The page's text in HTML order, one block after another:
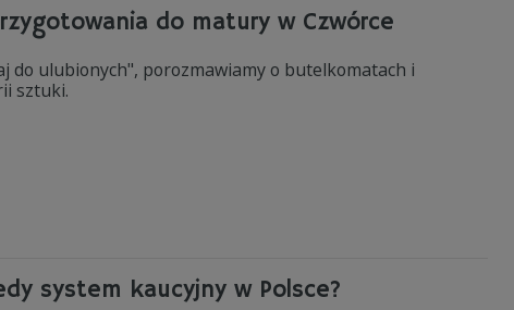
do matury w Czwórce
do ulubionych", porozmawiamy o butelkomatach i
sztuki.
system kaucyjny w Polsce?